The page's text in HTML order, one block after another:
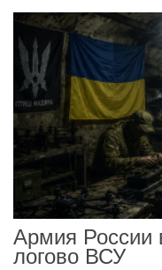
Армия России
логово ВСУ